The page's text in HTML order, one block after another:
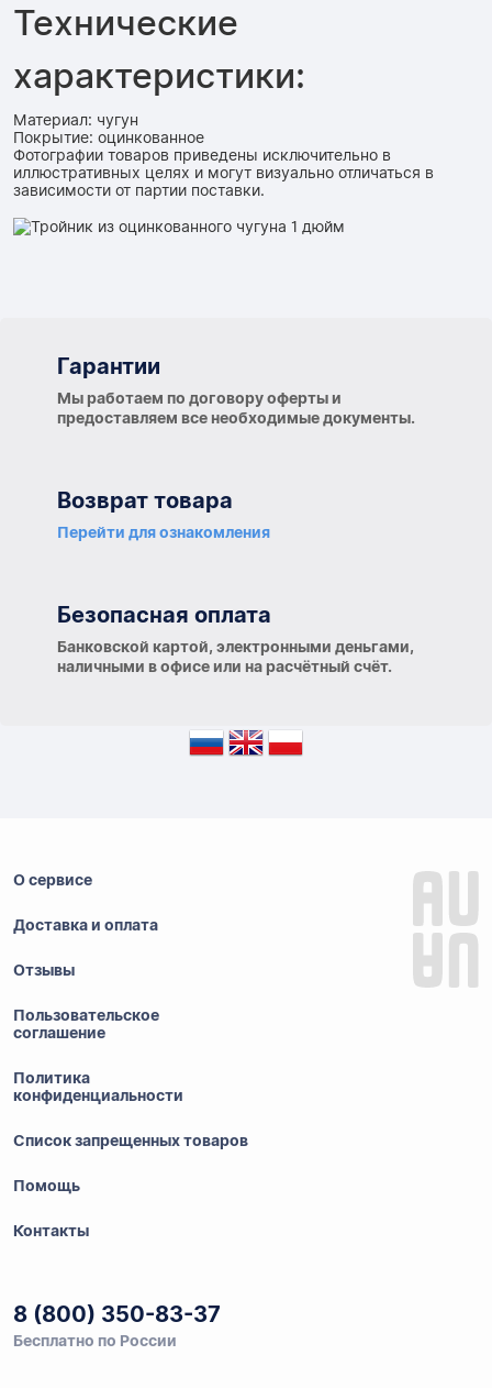
Технические
характеристики:
Материал: чугун
Покрытие: оцинкованное
Фотографии товаров приведены исключительно в
иллюстративных целях и могут визуально отличаться в
зависимости от партии поставки.
Гарантии
Мы работаем по договору оферты и
предоставляем все необходимые документы.
Возврат товара
Перейти для ознакомления
Безопасная оплата
Банковской картой, электронными деньгами,
наличными в офисе или на расчётный счёт.
О сервисе
Доставка и оплата
Отзывы
Пользовательское
соглашение
Политика
конфиденциальности
Список запрещенных товаров
Помощь
Контакты
8 (800) 350-83-37
Бесплатно по России